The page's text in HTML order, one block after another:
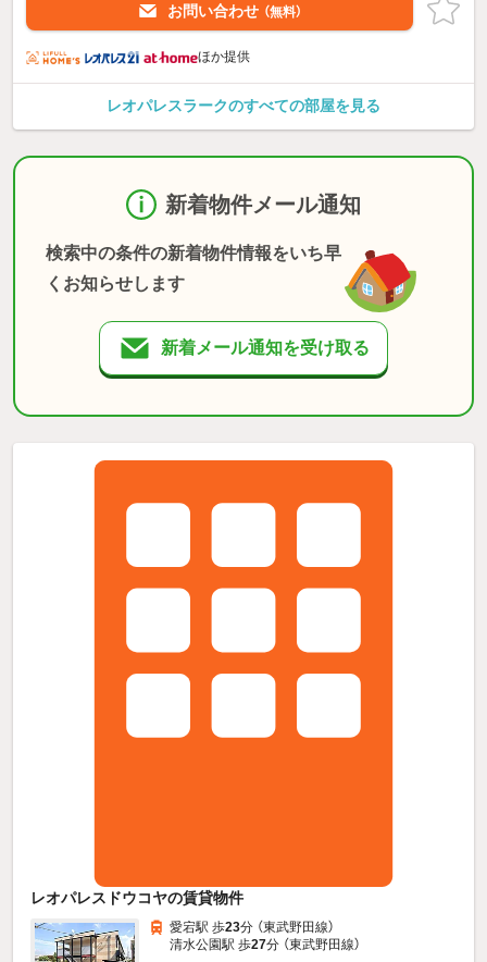
お問い合わせ （無料）
ほか提供
レオパレスラークのすべての部屋を見る
新着物件メール通知
検索中の条件の新着物件情報をいち早
くお知らせします
新着メール通知を受け取る
レオパレスドウコヤの賃貸物件
愛宕駅 歩23分 （東武野田線）
清水公園駅 歩27分 （東武野田線）